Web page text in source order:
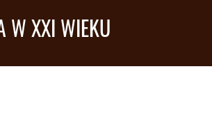
W XXI WIEKU